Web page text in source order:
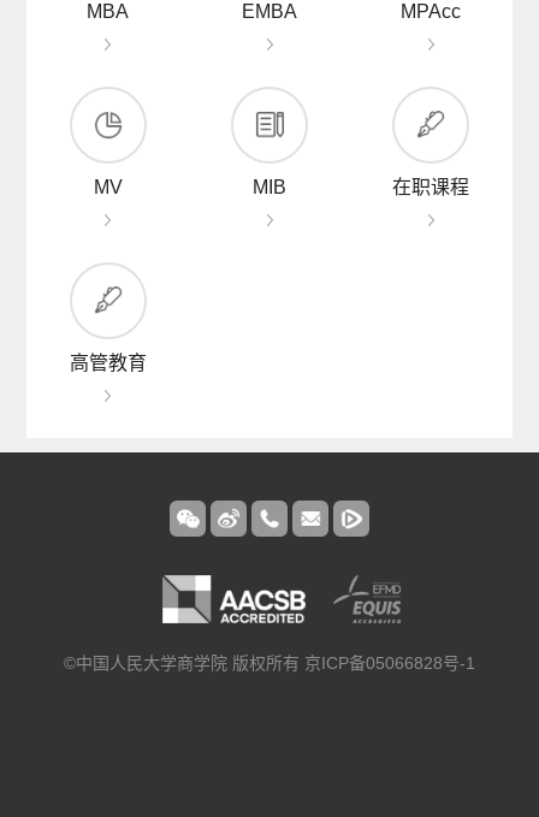
MBA EMBA MPAcc
MV MIB 在职课程
高管教育
©中国人民大学商学院 版权所有 京ICP备05066828号-1